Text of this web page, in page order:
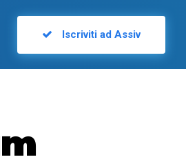
Iscriviti ad Assiv